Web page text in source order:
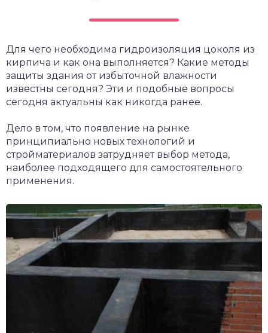
Для чего необходима гидроизоляция цоколя из
кирпича и как она выполняется? Какие методы
защиты здания от избыточной влажности
известны сегодня? Эти и подобные вопросы
сегодня актуальны как никогда ранее.
Дело в том, что появление на рынке
принципиально новых технологий и
стройматериалов затрудняет выбор метода,
наиболее подходящего для самостоятельного
применения.